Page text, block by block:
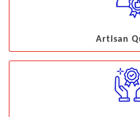
Artisan